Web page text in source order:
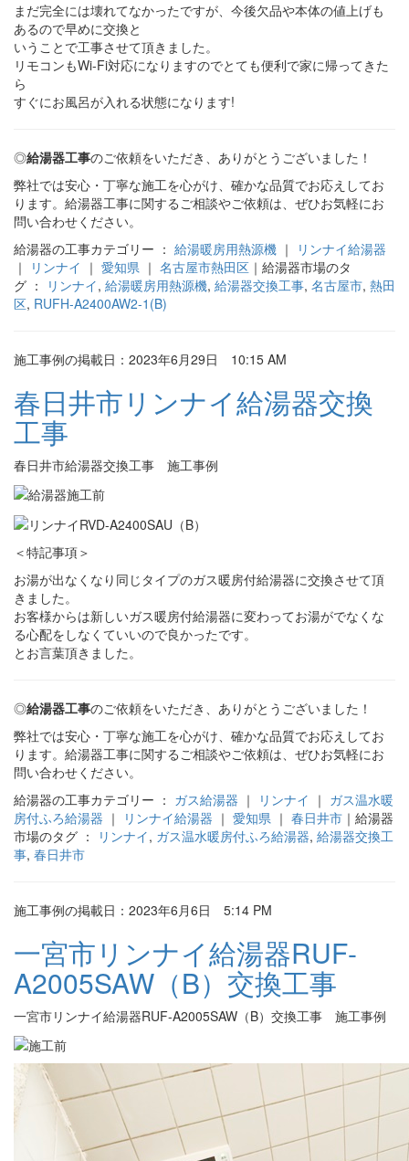
まだ完全には壊れてなかったですが、今後欠品や本体の値上げも
あるので早めに交換と
いうことで工事させて頂きました。
リモコンもWi-Fi対応になりますのでとても便利で家に帰ってきた
ら
すぐにお風呂が入れる状態になります!
◎給湯器工事のご依頼をいただき、ありがとうございました！
弊社では安心・丁寧な施工を心がけ、確かな品質でお応えしてお
ります。給湯器工事に関するご相談やご依頼は、ぜひお気軽にお
問い合わせください。
給湯器の工事カテゴリー ： 給湯暖房用熱源機 ｜
リンナイ給湯器
｜
リンナイ ｜ 愛知県 ｜ 名古屋市熱田区 ｜給湯器市場のタ
グ ：
リンナイ, 給湯暖房用熱源機, 給湯器交換工事, 名古屋市, 熱田
区, RUFH-A2400AW2-1(B)
施工事例の掲載日：2023年6月29日 10:15 AM
春日井市リンナイ給湯器交換
工事
春日井市給湯器交換工事 施工事例
＜特記事項＞
お湯が出なくなり同じタイプのガス暖房付給湯器に交換させて頂
きました。
お客様からは新しいガス暖房付給湯器に変わってお湯がでなくな
る心配をしなくていいので良かったです。
とお言葉頂きました。
◎給湯器工事のご依頼をいただき、ありがとうございました！
弊社では安心・丁寧な施工を心がけ、確かな品質でお応えしてお
ります。給湯器工事に関するご相談やご依頼は、ぜひお気軽にお
問い合わせください。
給湯器の工事カテゴリー ： ガス給湯器 ｜ リンナイ ｜ ガス温水暖
房付ふろ給湯器 ｜ リンナイ給湯器 ｜ 愛知県 ｜ 春日井市 ｜給湯器
市場のタグ ：
リンナイ, ガス温水暖房付ふろ給湯器, 給湯器交換工
事, 春日井市
施工事例の掲載日：2023年6月6日 5:14 PM
一宮市リンナイ給湯器RUF-
A2005SAW（B）交換工事
一宮市リンナイ給湯器RUF-A2005SAW（B）交換工事 施工事例